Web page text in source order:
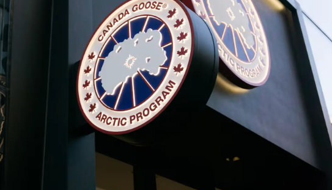
时 尚
球 鞋
生 活
联系我们